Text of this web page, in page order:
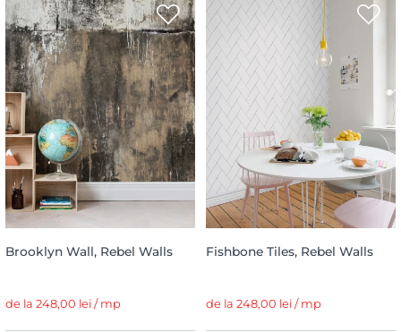
Brooklyn Wall, Rebel Walls
de la 248,00 lei / mp
Fishbone Tiles, Rebel Walls
de la 248,00 lei / mp